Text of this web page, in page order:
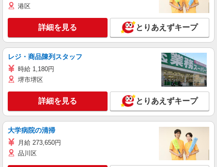
港区
詳細を見る とりあえずキープ
レジ・商品陳列スタッフ
時給 1,180円
堺市堺区
詳細を見る とりあえずキープ
大学病院の清掃
月給 273,650円
品川区